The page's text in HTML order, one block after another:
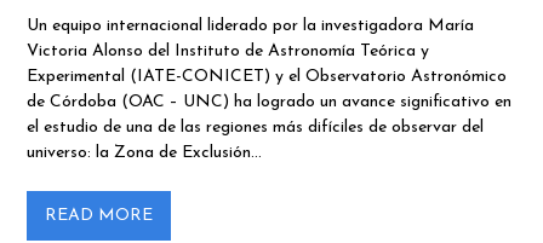
Un equipo internacional liderado por la investigadora María
Victoria Alonso del Instituto de Astronomía Teórica y
Experimental (IATE-CONICET) y el Observatorio Astronómico
de Córdoba (OAC – UNC) ha logrado un avance significativo en
el estudio de una de las regiones más difíciles de observar del
universo: la Zona de Exclusión…
READ MORE